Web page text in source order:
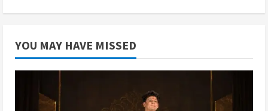
YOU MAY HAVE MISSED